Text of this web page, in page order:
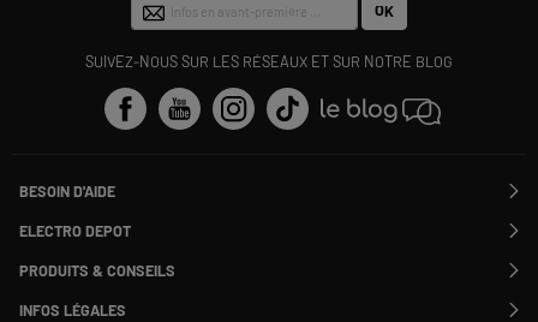
OK
SUIVEZ-NOUS SUR LES RÉSEAUX ET SUR NOTRE BLOG
BESOIN D'AIDE
Suivre ma commande
Modifier ou annuler ma commande
SAV
Payer en plusieurs fois
ELECTRO DEPOT
Rejoignez-nous !
PRODUITS & CONSEILS
Nos marques
INFOS LÉGALES